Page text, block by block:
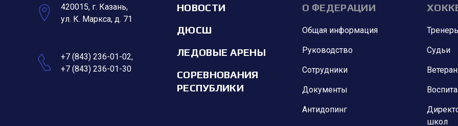
420015, г. Казань,
ул. К. Маркса, д. 71
+7 (843) 236-01-02,
+7 (843) 236-01-30
НОВОСТИ
ДЮСШ
ЛЕДОВЫЕ АРЕНЫ
СОРЕВНОВАНИЯ
РЕСПУБЛИКИ
О ФЕДЕРАЦИИ
Общая информация
Руководство
Сотрудники
Документы
Антидопинг
Судьи
школ